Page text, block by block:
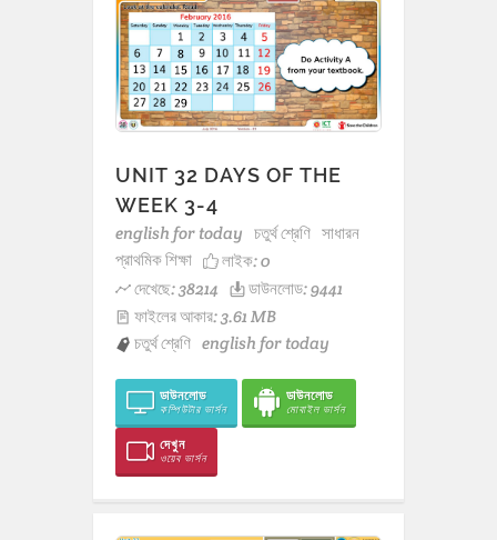
UNIT 32 DAYS OF THE
WEEK 3-4
english for today চতুর্থ শ্রেণি সাধারন
প্রাথমিক শিক্ষা
লাইক:0
দেখেছে: 38214
ডাউনলোড: 9441
ফাইলের আকার: 3.61 MB
চতুর্থ শ্রেণি english for today
ডাউনলোড
কম্পিউটার ভার্সন
ডাউনলোড
মোবাইল ভার্সন
দেখুন
ওয়েব ভার্সন